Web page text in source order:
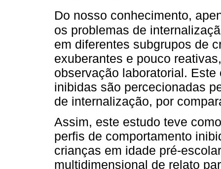
Do nosso conhecimento,
os problemas de
em diferentes subgrupos de
exuberantes e pouco
observação laboratorial.
inibidas são percecionadas
de internalização, por
Assim, este estudo teve
perfis de comportamento
crianças em idade pré-
multidimensional de relato